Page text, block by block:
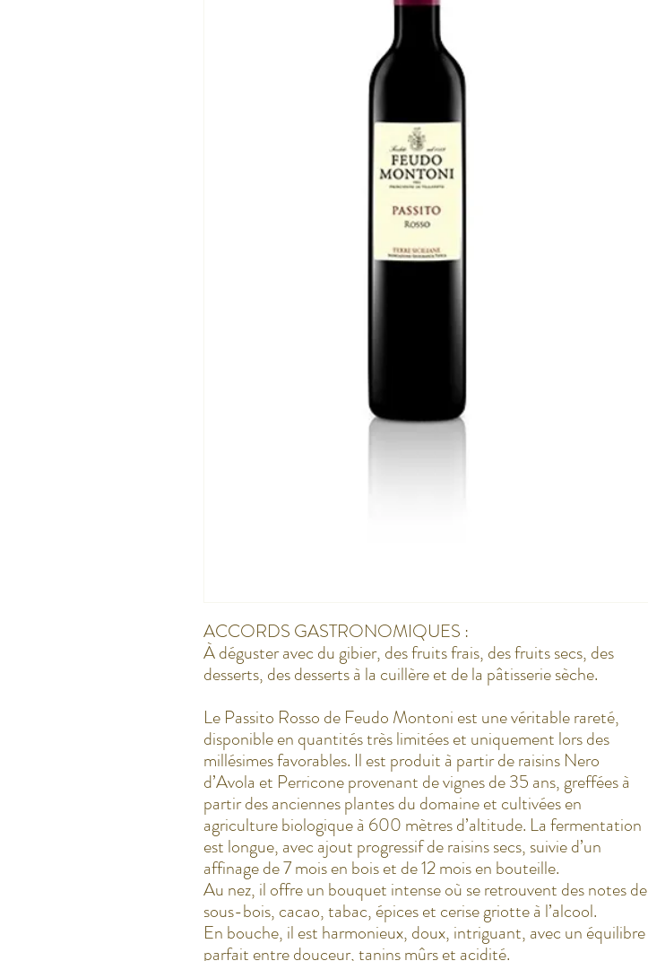
ACCORDS GASTRONOMIQUES :
À déguster avec du gibier, des fruits frais, des fruits secs, des
desserts, des desserts à la cuillère et de la pâtisserie sèche.
Le Passito Rosso de Feudo Montoni est une véritable rareté,
disponible en quantités très limitées et uniquement lors des
millésimes favorables. Il est produit à partir de raisins Nero
d’Avola et Perricone provenant de vignes de 35 ans, greffées à
partir des anciennes plantes du domaine et cultivées en
agriculture biologique à 600 mètres d’altitude. La fermentation
est longue, avec ajout progressif de raisins secs, suivie d’un
affinage de 7 mois en bois et de 12 mois en bouteille.
Au nez, il offre un bouquet intense où se retrouvent des notes de
sous-bois, cacao, tabac, épices et cerise griotte à l’alcool.
En bouche, il est harmonieux, doux, intriguant, avec un équilibre
parfait entre douceur, tanins mûrs et acidité.